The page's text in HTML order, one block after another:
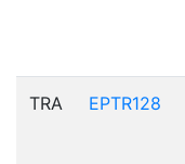
TRA EPTR128